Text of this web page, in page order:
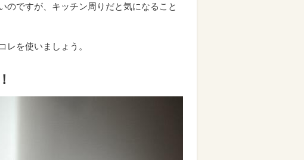
のですが、キッチン周りだと気になること
レを使いましょう。